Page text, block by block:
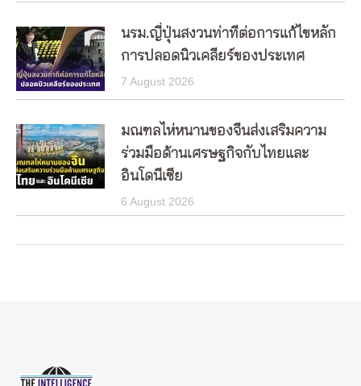
นรม.ญี่ปุ่นสงวนท่าทีต่อการแก้ไขหลัก
การปลอดนิวเคลียร์ของประเทศ
7 August 2026
มณฑลไห่หนานของจีนส่งเสริมความ
ร่วมมือด้านเศรษฐกิจกับไทยและ
อินโดนีเซีย
6 August 2026